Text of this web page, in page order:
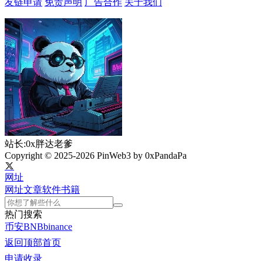
友链申请 免责声明 广告合作 关于我们
站长:0x胖达老爹
Copyright © 2025-2026 PinWeb3 by 0xPandaPa
网址
网址文章软件书籍
热门搜索
币安BNBbinance
返回顶部首页
申请收录